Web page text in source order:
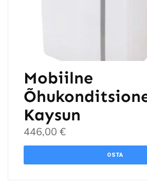
Mobiilne
Kaysun
446,00 €
OSTA